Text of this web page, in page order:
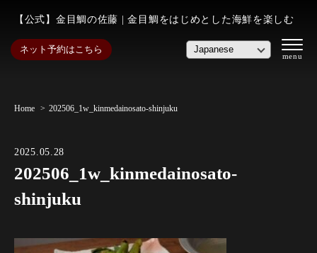
【公式】金目鯛の佐藤 | 金目鯛をはじめとした海鮮を楽しむ
ネット予約はこちら
Home 202506_1w_kinmedainosato-shinjuku
2025.05.28
202506_1w_kinmedainosato-
shinjuku